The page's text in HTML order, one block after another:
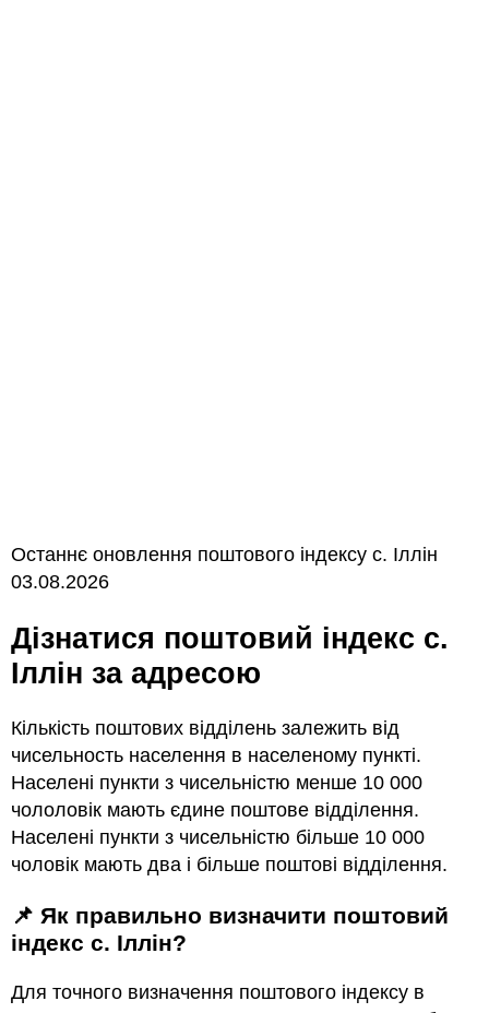
Останнє оновлення поштового індексу с. Іллін
03.08.2026
Дізнатися поштовий індекс с.
Іллін за адресою
Кількість поштових відділень залежить від
чисельность населення в населеному пункті.
Населені пункти з чисельністю менше 10 000
чололовік мають єдине поштове відділення.
Населені пункти з чисельністю більше 10 000
чоловік мають два і більше поштові відділення.
📌 Як правильно визначити поштовий
індекс с. Іллін?
Для точного визначення поштового індексу в